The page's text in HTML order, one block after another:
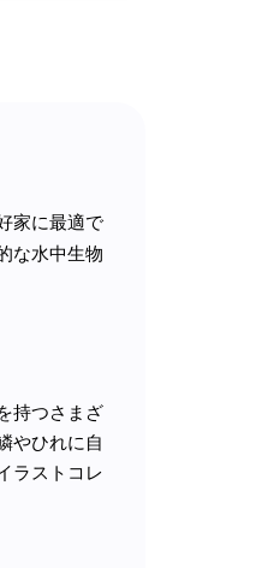
家に最適で
な水中生物
持つさまざ
やひれに自
ラストコレ